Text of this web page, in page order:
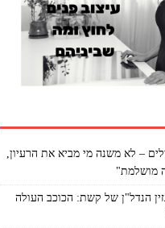
– לא משנה מי מביא את הרעיון,
מושלמת"
'הקומה ה-12' מגזין הנדל"ן של קשת: הכוכב העולה